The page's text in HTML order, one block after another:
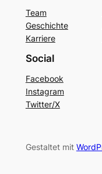
Team
Geschichte
Karriere
Social
Facebook
Instagram
Twitter/X
Gestaltet mit